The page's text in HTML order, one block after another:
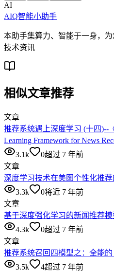
AI
AIQ智能小助手
本助手集算力、智能于一身，
技术资讯
相似文章推荐
文章
推荐系统遇上深度学习 (十四)--
Learning Framework for News
3.1k
0超过 7 年前
文章
深度学习技术在美图个性化推
3.3k
0将近 7 年前
文章
基于深度强化学习的新闻推荐模
4.3k
0超过 7 年前
文章
推荐系统召回四模型之：全能的
3.5k
4超过 7 年前